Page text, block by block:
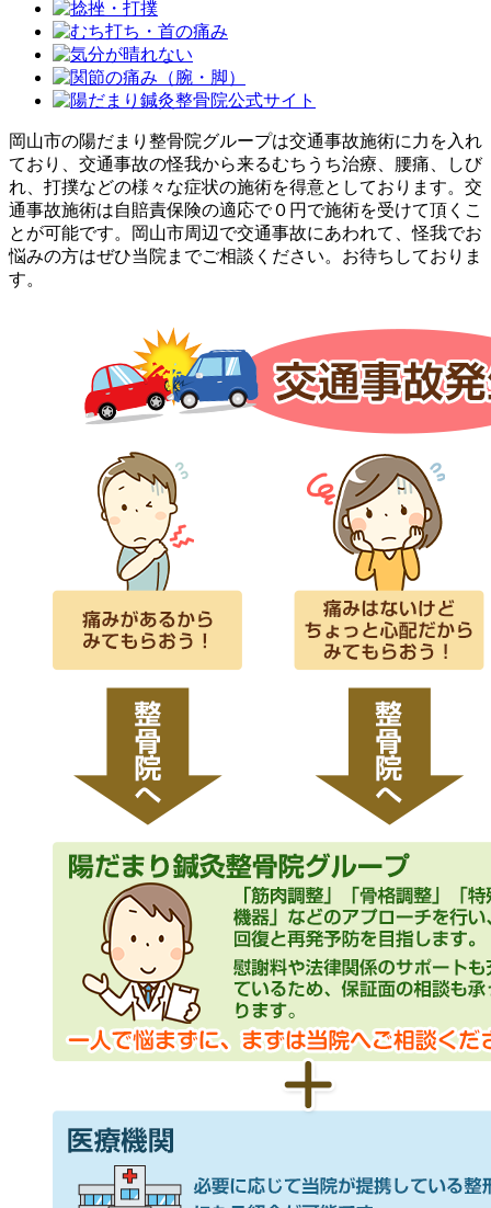
岡山市の陽だまり整骨院グループは交通事故施術に力を入れ
ており、交通事故の怪我から来るむちうち治療、腰痛、しび
れ、打撲などの様々な症状の施術を得意としております。交
通事故施術は自賠責保険の適応で０円で施術を受けて頂くこ
とが可能です。岡山市周辺で交通事故にあわれて、怪我でお
悩みの方はぜひ当院までご相談ください。お待ちしておりま
す。